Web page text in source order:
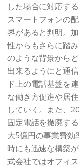
した場合に対応す
スマートフォンの
界があると判明。
性からもさらに踏
のような背景から
出来るようにと通
ド上の電話基盤を
な働き方促進や居
していく。また、
固定電話を撤廃す
大5億円の事業費効
時にも迅速な構築
式会社ではオフィ